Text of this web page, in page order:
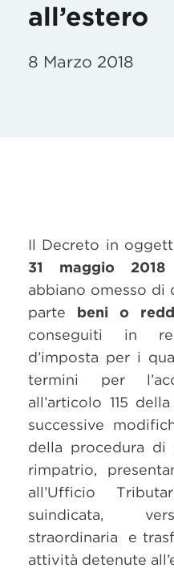
all’estero
8 Marzo 2018
Il Decreto in
31 maggio 2018
abbiano omesso di
parte beni o
conseguiti in
d’imposta per i
termini per
all’articolo 115
successive
della procedura di
rimpatrio,
all’Ufficio
suindicata,
straordinaria e
attività detenute